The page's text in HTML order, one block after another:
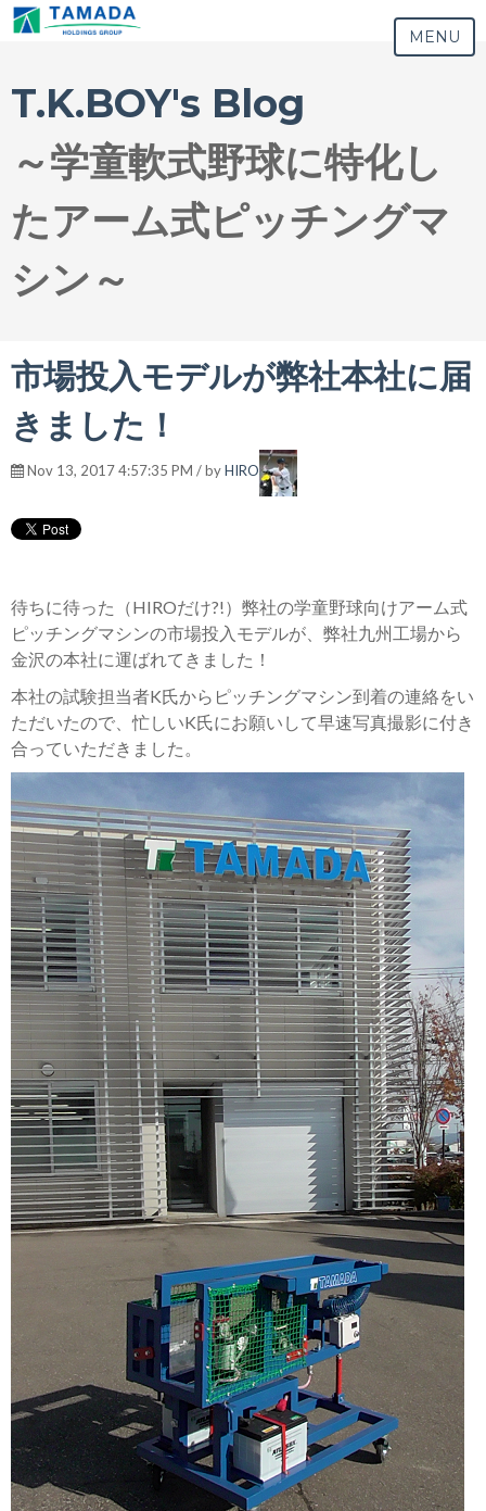
MENU
T.K.BOY's Blog
～学童軟式野球に特化し
たアーム式ピッチングマ
シン～
市場投入モデルが弊社本社に届
きました！
Nov 13, 2017 4:57:35 PM / byHIRO
待ちに待った（HIROだけ?!）弊社の学童野球向けアーム式
ピッチングマシンの市場投入モデルが、弊社九州工場から
金沢の本社に運ばれてきました！
本社の試験担当者K氏からピッチングマシン到着の連絡をい
ただいたので、忙しいK氏にお願いして早速写真撮影に付き
合っていただきました。